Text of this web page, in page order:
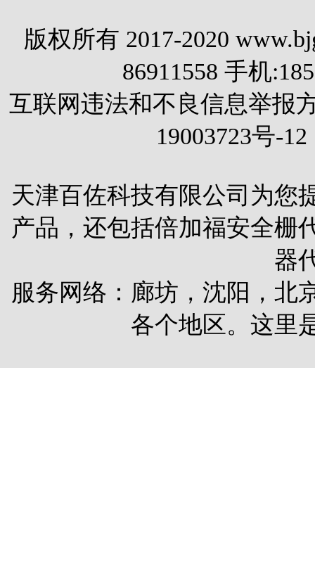
版权所有 2017-2020
86911558 手机
互联网违法和不良信息举报
19003723号-12
天津百佐科技有限公司为您
产品，还包括倍加福安全栅
器
服务网络：廊坊，沈阳，北
各个地区。这里